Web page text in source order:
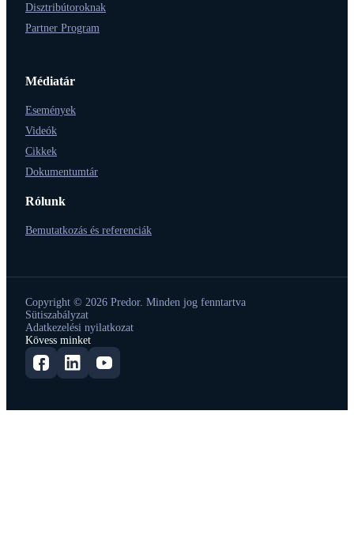
Disztribútoroknak
Partner Program
Médiatár
Események
Videók
Cikkek
Dokumentumtár
Rólunk
Bemutatkozás és referenciák
Copyright © 2026 Predor. Minden jog fenntartva
Sütiszabályzat
Adatkezelési nyilatkozat
Kövess minket